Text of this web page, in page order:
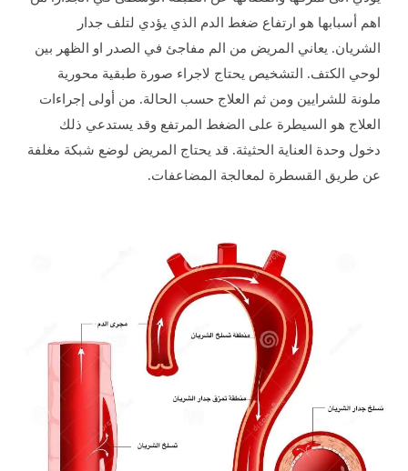
اهم أسبابها هو ارتفاع ضغط الدم الذي يؤدي لتلف جدار
الشريان. يعاني المريض من الم مفاجئ في الصدر او الظهر بين
لوحي الكتف. التشخيص يحتاج لاجراء صورة طبقية محورية
ملونة للشرايين ومن ثم العلاج حسب الحالة. من أولى إجراءات
العلاج هو السيطرة على الضغط المرتفع وقد يستدعي ذلك
دخول وحدة العناية الحثيثة. قد يحتاج المريض لوضع شبكة مغلفة
عن طريق القسطرة لمعالجة المضاعفات.